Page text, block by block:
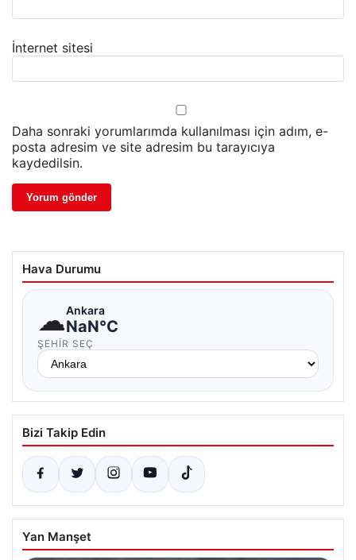
İnternet sitesi
Daha sonraki yorumlarımda kullanılması için adım, e-
posta adresim ve site adresim bu tarayıcıya
kaydedilsin.
Hava Durumu
☁Ankara
NaN°C
ŞEHIR SEÇ
Bizi Takip Edin
Yan Manşet